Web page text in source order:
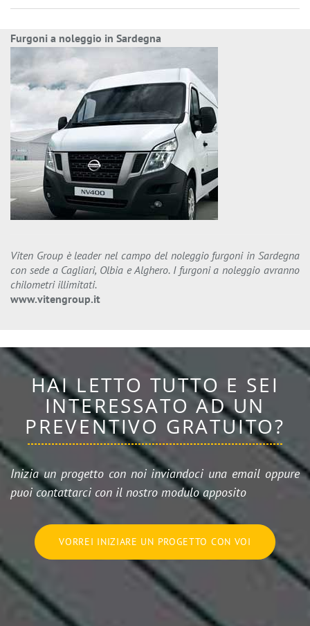
Furgoni a noleggio in Sardegna
Viten Group è leader nel campo del noleggio furgoni in Sardegna
con sede a Cagliari, Olbia e Alghero. I furgoni a noleggio avranno
chilometri illimitati.
www.vitengroup.it
HAI LETTO TUTTO E SEI
INTERESSATO AD UN
PREVENTIVO GRATUITO?
Inizia un progetto con noi inviandoci una email oppure
puoi contattarci con il nostro modulo apposito
VORREI INIZIARE UN PROGETTO CON VOI